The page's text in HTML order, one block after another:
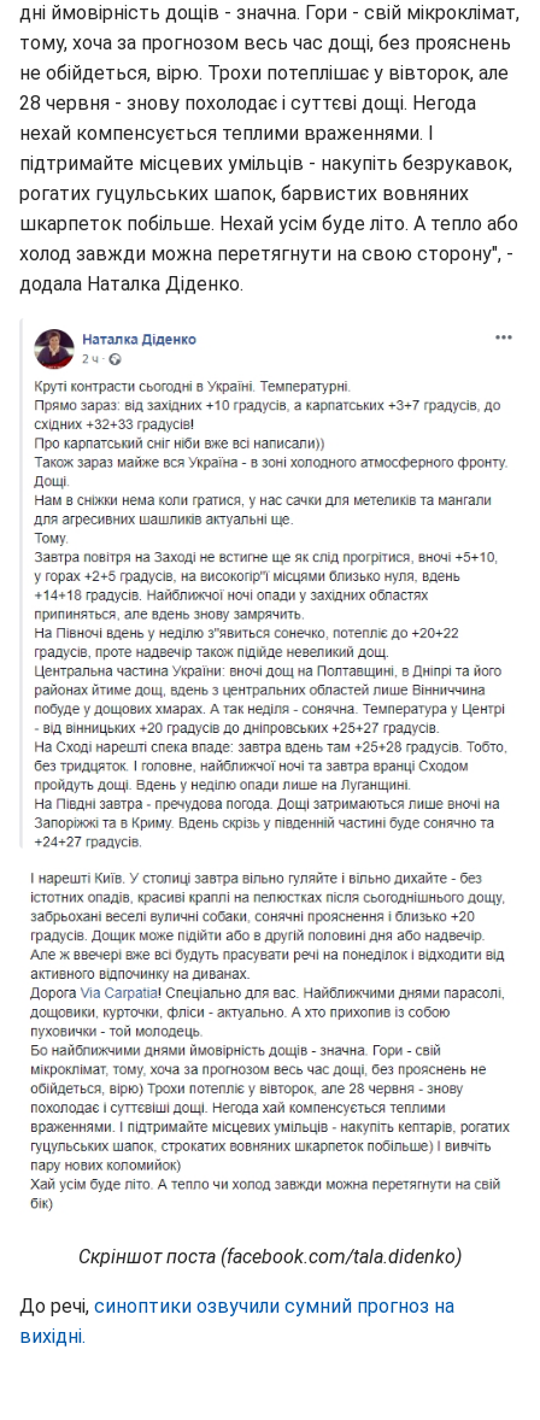
дні ймовірність дощів - значна. Гори - свій мікроклімат,
тому, хоча за прогнозом весь час дощі, без прояснень
не обійдеться, вірю. Трохи потеплішає у вівторок, але
28 червня - знову похолодає і суттєві дощі. Негода
нехай компенсується теплими враженнями. І
підтримайте місцевих умільців - накупіть безрукавок,
рогатих гуцульських шапок, барвистих вовняних
шкарпеток побільше. Нехай усім буде літо. А тепло або
холод завжди можна перетягнути на свою сторону", -
додала Наталка Діденко.
Скріншот поста (facebook.com/tala.didenko)
До речі, синоптики озвучили сумний прогноз на
вихідні.